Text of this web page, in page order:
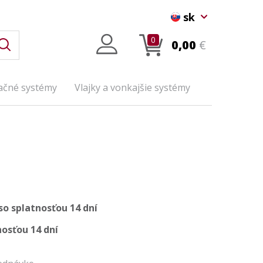
0 0,00 €
sk
systémy Vlajky a vonkajšie systémy
splatnosťou 14 dní
14 dní